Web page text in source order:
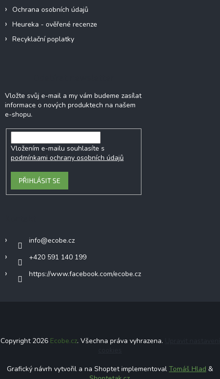
Ochrana osobních údajů
Heureka - ověřené recenze
Recyklační poplatky
Vložte svůj e-mail a my vám budeme zasílat
informace o nových produktech na našem
e-shopu.
Vložením e-mailu souhlasíte s
podmínkami ochrany osobních údajů
PŘIHLÁSIT SE
info@ecobe.cz
+420 591 140 199
https://www.facebook.com/ecobe.cz
Copyright 2026 Ecobe.cz. Všechna práva vyhrazena.
Grafický návrh vytvořil a na Shoptet implementoval Tomáš Hlad &